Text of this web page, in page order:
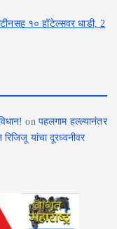
१० हॉटेल्सवर धाडी, 2
on पहलगाम हल्ल्यानंतर
यांचा दूरध्वनीवर